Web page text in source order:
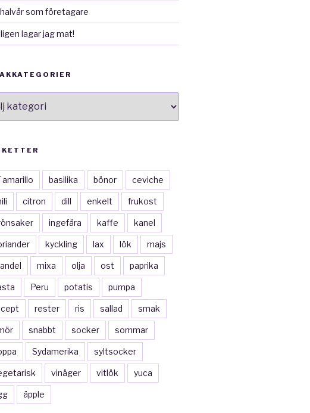
som företagare
lagar jag mat!
amarillo basilika bönor ceviche
citron dill enkelt frukost
ingefära kaffe kanel
kyckling lax lök majs
mixa olja ost paprika
Peru potatis pumpa
rester ris sallad smak
snabbt socker sommar
Sydamerika syltsocker
vinäger vitlök yuca
äpple